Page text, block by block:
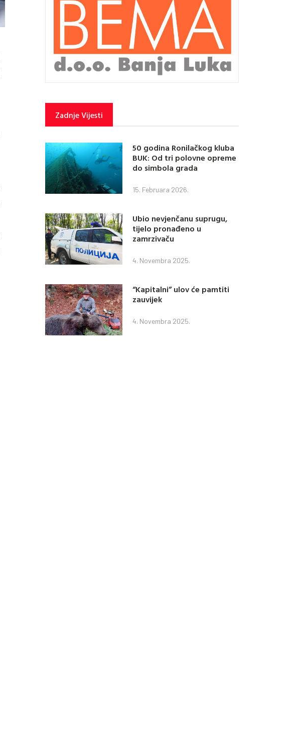
Zadnje Vijesti
50 godina Ronilačkog kluba
BUK: Od tri polovne opreme
do simbola grada
15. Februara 2026.
Ubio nevjenčanu suprugu,
tijelo pronađeno u
zamrzivaču
4. Novembra 2025.
“Kapitalni” ulov će pamtiti
zauvijek
4. Novembra 2025.